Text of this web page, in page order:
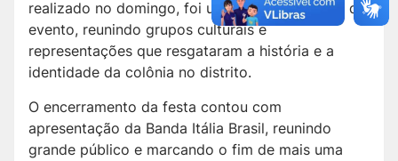
realizado no domingo, foi um dos pontos altos do
evento, reunindo grupos culturais e
representações que resgataram a história e a
identidade da colônia no distrito.
O encerramento da festa contou com
apresentação da Banda Itália Brasil, reunindo
grande público e marcando o fim de mais uma